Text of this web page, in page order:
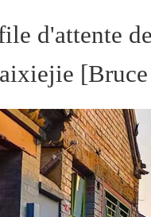
d'attente